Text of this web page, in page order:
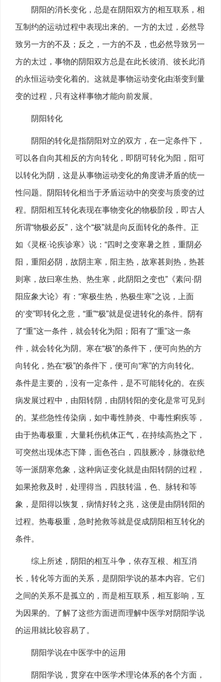
阴阳的消长变化，总是在阴阳双方的相互联系，相
互制约的运动过程中表现出来的。一方的太过，必然导
致另一方的不及；反之，一方的不及，也必然导致另一
方的太过，事物的阴阳双方总是在此长彼消、彼长此消
的永恒运动变化着的。这就是事物运动变化由渐变到量
变的过程，只有这样事物才能向前发展。
阴阳转化
阴阳的转化是指阴阳对立的双方，在一定条件下，
可以各自向其相反的方向转化，即阴可转化为阳，阳可
以转化为阴，这是从事物运动变化的角度讲矛盾的统一
性问题。阴阳转化相当于矛盾运动中的突变与质变的过
程。阴阳相互转化表现在事物变化的物极阶段，即古人
所谓“物极必反”，这个“极”就是向反面转化的条件。正
如《灵枢·论疾诊寒》说：“四时之变寒暑之胜，重阴必
阳，重阳必阴，故阴主寒，阳主热，故寒甚则热，热甚
则寒，故曰寒生热、热生寒，此阴阳之变也”《素问·阴
阳应象大论》有：“寒极生热，热极生寒”之说，上面
的‘变”即转化之意，“重”“极”就是促进转化的条件。阴有
了“重”这一条件，就会转化为阳；阳有了“重”这一条
件，就会转化为阴。寒在“极”的条件下，便可向热的方
向转化，热在“极”的条件下，便可向“寒”的方向转化。
条件是主要的，没有一定条件，是不可能转化的。在疾
病发展过程中，由阳转阴，由阴转阳的变化是常可见到
的。某些急性传染病，如中毒性肺炎、中毒性痢疾等，
由于热毒极重，大量耗伤机体正气，在持续高热之下，
可突然出现体态下降，面色苍白，四肢厥冷，脉微欲绝
等一派阴寒危象，这种病证变化就是由阳转阴的过程，
如果抢救及时，处理得当，四肢转温，色、脉转和等
象，是阳得以恢复，病情好转之兆，这便是由阴转阳的
过程。热毒极重，急时抢救等就是促成阴阳相互转化的
条件。
综上所述，阴阳的相互斗争，依存互根、相互消
长，转化等方面的关系，是阴阳学说的基本内容。它们
之间的关系不是孤立的，而是相互联系，相互影响，互
为因果的。了解了这些方面进而理解中医学对阴阳学说
的运用就比较容易了。
阴阳学说在中医学中的运用
阴阳学说，贯穿在中医学术理论体系的各个方面，